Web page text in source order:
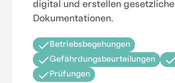
digital und erstellen gesetzliche
Dokumentationen.
Betriebsbegehungen
Gefährdungsbeurteilungen
Prüfungen